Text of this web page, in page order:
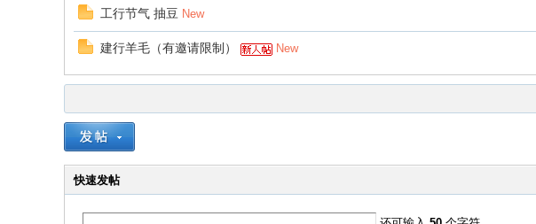
工行节气 抽豆 New
建行羊毛（有邀请限制） New
快速发帖